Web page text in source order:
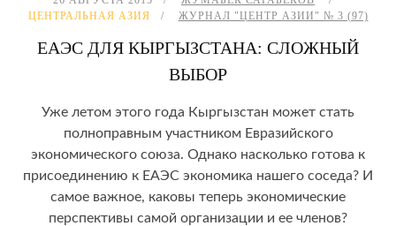
ЦЕНТРАЛЬНАЯ АЗИЯ
ЖУРНАЛ "ЦЕНТР АЗИИ" № 3 (97)
ЕАЭС ДЛЯ КЫРГЫЗСТАНА: СЛОЖНЫЙ
ВЫБОР
Уже летом этого года Кыргызстан может стать
полноправным участником Евразийского
экономического союза. Однако насколько готова к
присоединению к ЕАЭС экономика нашего соседа? И
самое важное, каковы теперь экономические
перспективы самой организации и ее членов?